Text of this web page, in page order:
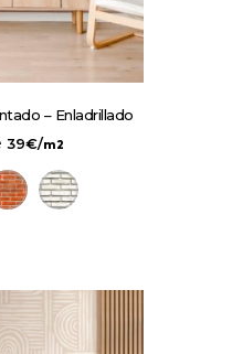
– Enladrillado
39€/m2